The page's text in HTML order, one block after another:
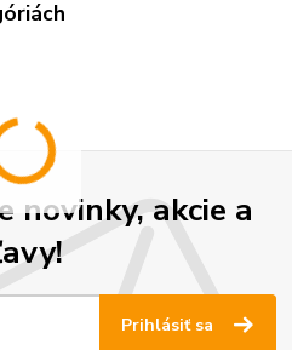
novinky, akcie a
Prihlásiť sa